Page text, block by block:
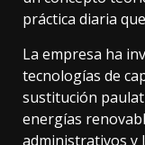
práctica diaria
La empresa ha
tecnologías de
sustitución
energías
administrativos y